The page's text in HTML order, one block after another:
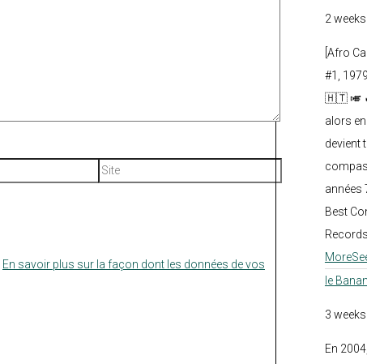
Site
En savoir plus sur la façon dont les données de vos
2
[Afro
#1,
🇭🇹 🎺
alors
devient
années
Best
More
le
3
En